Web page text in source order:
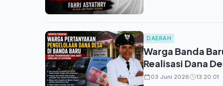
DAERAH
Warga Banda
Realisasi Dana
03 Juni 2026 13:20:01